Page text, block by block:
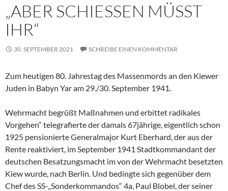
„ABER SCHIESSEN MÜSST
IHR“
30. SEPTEMBER 2021 SCHREIBE EINEN KOMMENTAR
Zum heutigen 80. Jahrestag des Massenmords an den Kiewer
Juden in Babyn Yar am 29./30. September 1941.
Wehrmacht begrüßt Maßnahmen und erbittet radikales
Vorgehen“ telegrafierte der damals 67jährige, eigentlich schon
1925 pensionierte Generalmajor Kurt Eberhard, der aus der
Rente reaktiviert, im September 1941 Stadtkommandant der
deutschen Besatzungsmacht im von der Wehrmacht besetzten
Kiew wurde, nach Berlin. Und bedingte sich gegenüber dem
Chef des SS-„Sonderkommandos“ 4a, Paul Blobel, der seiner